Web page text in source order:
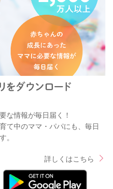
な情報が毎日届く！
て中のママ・パパにも、毎日
。
詳しくはこちら